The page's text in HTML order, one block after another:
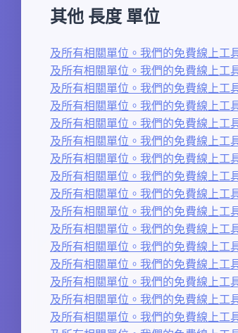
其他 長度 單位
及所有相關單位。我們的免費線上工
及所有相關單位。我們的免費線上工
及所有相關單位。我們的免費線上工
及所有相關單位。我們的免費線上工
及所有相關單位。我們的免費線上工
及所有相關單位。我們的免費線上工
及所有相關單位。我們的免費線上工
及所有相關單位。我們的免費線上工
及所有相關單位。我們的免費線上工
及所有相關單位。我們的免費線上工
及所有相關單位。我們的免費線上工
及所有相關單位。我們的免費線上工
及所有相關單位。我們的免費線上工
及所有相關單位。我們的免費線上工
及所有相關單位。我們的免費線上工
及所有相關單位。我們的免費線上工